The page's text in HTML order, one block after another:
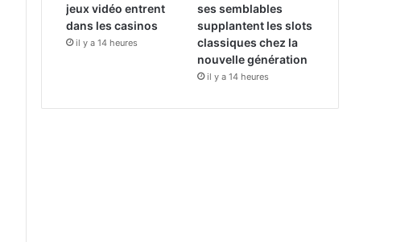
jeux vidéo entrent
dans les casinos
il y a 14 heures
ses semblables
supplantent les slots
classiques chez la
nouvelle génération
il y a 14 heures